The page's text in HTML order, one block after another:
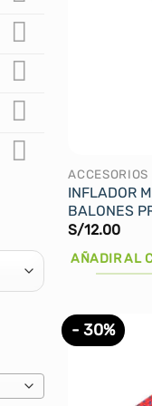
la
página
de
producto
ACCESORIOS
INFLADOR
BALONES
S/12.00
AÑADIR AL
- 30%